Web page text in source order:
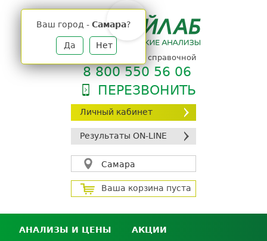
Личный кабинет
Результаты ON-LINE
Самара
Ваш город - Самара?
Да Нет
Ваша корзина пуста
телефон единой справочной
8 800 550 56 06
ПЕРЕЗВОНИТЬ
АНАЛИЗЫ И ЦЕНЫ
АКЦИИ